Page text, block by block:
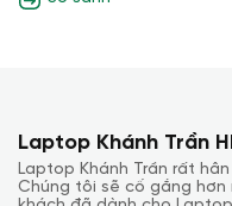
1400:1/Tần số quét: 120hz/Dolby
Laptop Khánh Trần
Laptop Khánh Trần rất
Chúng tôi sẽ cố gắng